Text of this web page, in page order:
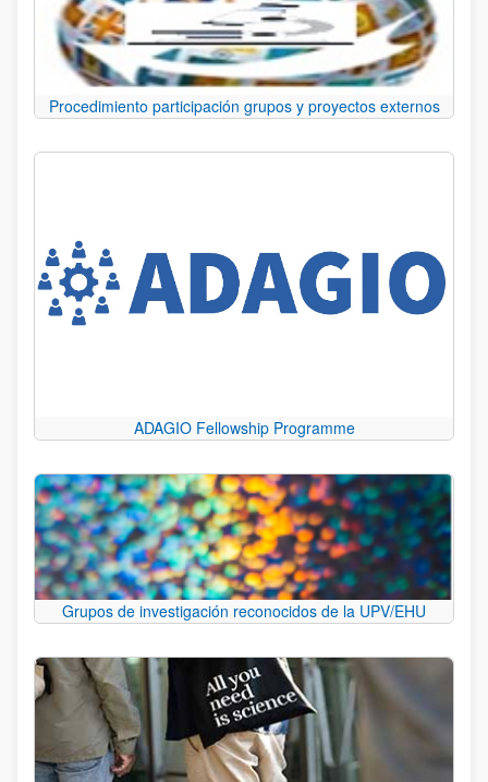
Procedimiento participación grupos y proyectos externos
ADAGIO Fellowship Programme
Grupos de investigación reconocidos de la UPV/EHU